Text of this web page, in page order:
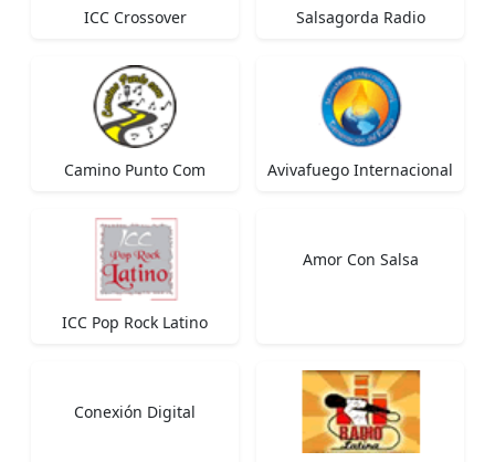
ICC Crossover Salsagorda Radio
Camino Punto Com Avivafuego Internacional
ICC Pop Rock Latino
Amor Con Salsa
Conexión Digital